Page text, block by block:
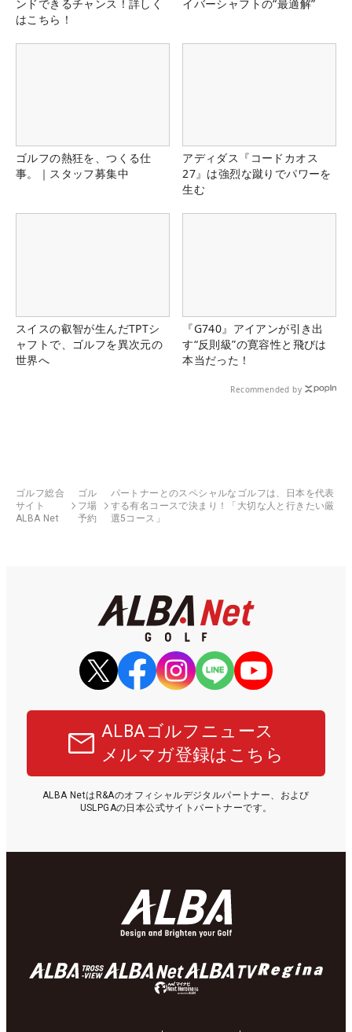
ンドできるチャンス！詳しく
はこちら！
イバーシャフトの“最適解”
ゴルフの熱狂を、つくる仕
事。｜スタッフ募集中
アディダス『コードカオス
27』は強烈な蹴りでパワーを
生む
スイスの叡智が生んだTPTシ
ャフトで、ゴルフを異次元の
世界へ
『G740』アイアンが引き出
す“反則級”の寛容性と飛びは
本当だった！
Recommended by
ゴルフ総合
サイト
ALBA Net
ゴル
フ場
予約
パートナーとのスペシャルなゴルフは、日本を代表
する有名コースで決まり！「大切な人と行きたい厳
選5コース」
ALBAゴルフニュース
メルマガ登録はこちら
ALBA NetはR&Aのオフィシャルデジタルパートナー、および
USLPGAの日本公式サイトパートナーです。